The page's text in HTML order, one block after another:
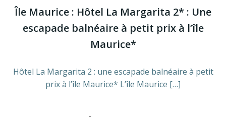
Île Maurice : Hôtel La Margarita 2* : Une
escapade balnéaire à petit prix à l’île
Maurice*
Hôtel La Margarita 2 : une escapade balnéaire à petit
prix à l’île Maurice* L’île Maurice […]